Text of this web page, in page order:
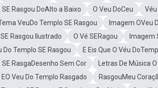
Rasgou DoAlto a Baixo
O Veu DoCeu
Véu
VeuDo Templo SE Rasgou
Imagem OVeu
Rasgou Ilustrado
O Vé SERagou Imagem
Do Templo SE Rasgou
E Eis Que O Véu
RasgaDesenho Sem Cor
Letras De Música
Veu Do Templo Rasgado
RasgouMeu